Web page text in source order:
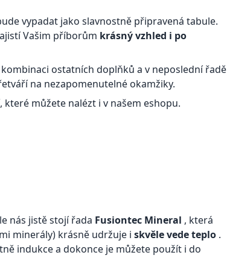
vypadat jako slavnostně připravená tabule.
Vašim příborům krásný vzhled i po
ostatních doplňků a v neposlední řadě
na nezapomenutelné okamžiky.
které můžete nalézt i v našem eshopu.
nás jistě stojí řada Fusiontec Mineral , která
minerály) krásně udržuje i skvěle vede teplo .
indukce a dokonce je můžete použít i do